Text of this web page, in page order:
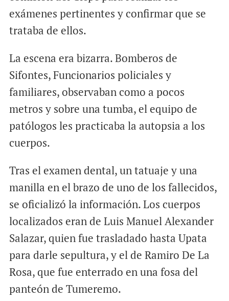
exámenes pertinentes y confirmar que se
trataba de ellos.
La escena era bizarra. Bomberos de
Sifontes, Funcionarios policiales y
familiares, observaban como a pocos
metros y sobre una tumba, el equipo de
patólogos les practicaba la autopsia a los
cuerpos.
Tras el examen dental, un tatuaje y una
manilla en el brazo de uno de los fallecidos,
se oficializó la información. Los cuerpos
localizados eran de Luis Manuel Alexander
Salazar, quien fue trasladado hasta Upata
para darle sepultura, y el de Ramiro De La
Rosa, que fue enterrado en una fosa del
panteón de Tumeremo.